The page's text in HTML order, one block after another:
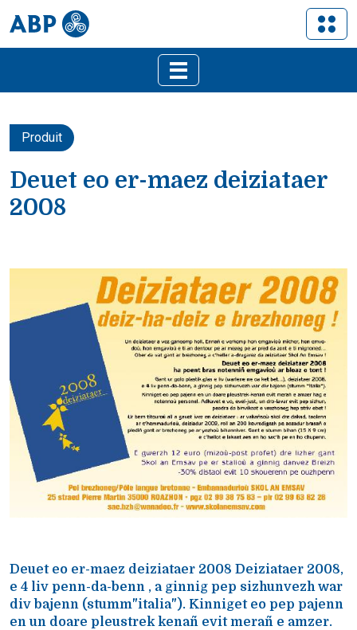
Produit
Deuet eo er-maez deiziataer
2008
Deuet eo er-maez deiziataer 2008 Deiziataer 2008,
e 4 liv penn-da-benn , a ginnig pep sizhunvezh war
div bajenn (stumm"italia"). Kinniget eo pep pajenn
en un doare pleustrek kenañ evit merañ e amzer.